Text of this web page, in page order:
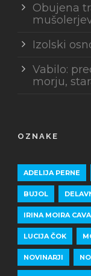
Obujena
Izolski
Vabilo:
morju,
OZNAKE
ADELIJA PERNE
BUJOL
IRINA MOIRA
LUCIJA ČOK
NOVINARJI